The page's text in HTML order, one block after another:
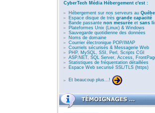
CyberTech Média Hébergement c'est :
Hébergement sur nos serveurs au
Espace disque de très grande capacité
Bande passante non mesurée et sans
Plateformes Unix (Linux) & Windows
Sauvegarde quotidienne des données
Noms de domaine
Courrier électronique POP/IMAP
Courriels sécurisés & Messagerie Web
PHP, MySQL, SSI, Perl, Scripts CGI
ASP.NET, SQL Server, Access,
Statistiques de fréquentation détaillées
Espace Web securisé SSL/TLS (https)
Et beaucoup plus...!